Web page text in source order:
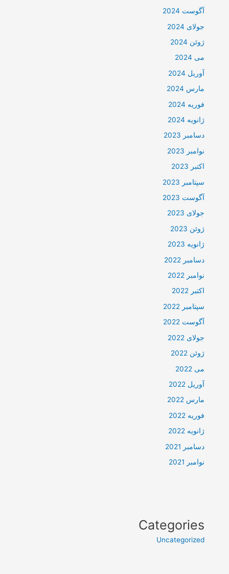
آگوست 2024
جولای 2024
ژوئن 2024
می 2024
آوریل 2024
مارس 2024
فوریه 2024
ژانویه 2024
دسامبر 2023
نوامبر 2023
اکتبر 2023
سپتامبر 2023
آگوست 2023
جولای 2023
ژوئن 2023
ژانویه 2023
دسامبر 2022
نوامبر 2022
اکتبر 2022
سپتامبر 2022
آگوست 2022
جولای 2022
ژوئن 2022
می 2022
آوریل 2022
مارس 2022
فوریه 2022
ژانویه 2022
دسامبر 2021
نوامبر 2021
Categories
Uncategorized